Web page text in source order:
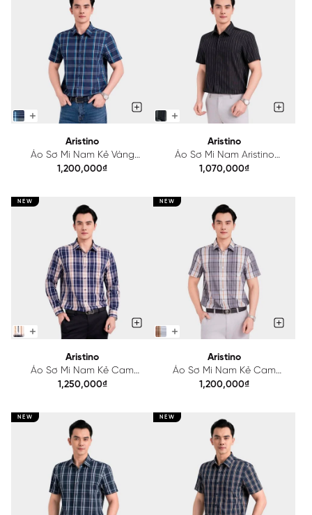
Aristino
Áo Sơ Mi Nam Kẻ Vàng
Aristino ASS573SAH2
1,200,000₫
Aristino
Áo Sơ Mi Nam Aristino
Regular Fit ASS608EDP01
1,070,000₫
NEW
Aristino
Áo Sơ Mi Nam Kẻ Cam
Aristino Regular Fit
1,250,000₫
NEW
Aristino
Áo Sơ Mi Nam Kẻ Cam
Aristino ASS571SAH2
1,200,000₫
NEW NEW